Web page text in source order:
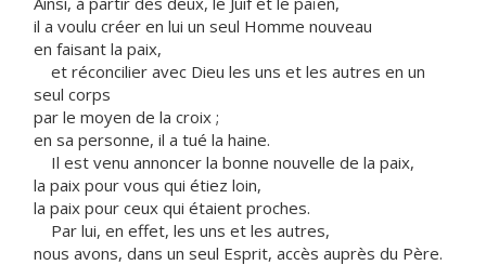
il a voulu créer en lui un seul Homme nouveau
en faisant la paix,
et réconcilier avec Dieu les uns et les autres en un
seul corps
par le moyen de la croix ;
en sa personne, il a tué la haine.
Il est venu annoncer la bonne nouvelle de la paix,
la paix pour vous qui étiez loin,
la paix pour ceux qui étaient proches.
Par lui, en effet, les uns et les autres,
nous avons, dans un seul Esprit, accès auprès du Père.